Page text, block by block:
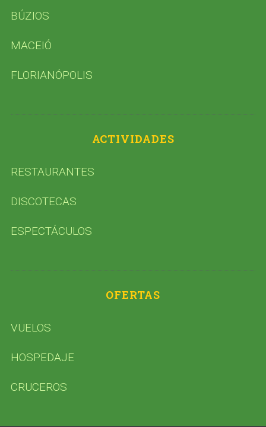
BÚZIOS
MACEIÓ
FLORIANÓPOLIS
ACTIVIDADES
RESTAURANTES
DISCOTECAS
ESPECTÁCULOS
OFERTAS
VUELOS
HOSPEDAJE
CRUCEROS